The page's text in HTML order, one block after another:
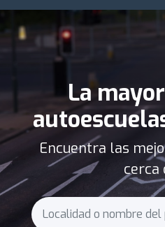
La
Encuentra las
cerca